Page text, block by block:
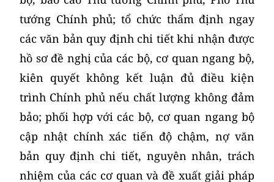
tướng Chính phủ; tổ chức thẩm định ngay
các văn bản quy định chi tiết khi nhận được
hồ sơ đề nghị của các bộ, cơ quan ngang bộ,
kiên quyết không kết luận đủ điều kiện
trình Chính phủ nếu chất lượng không đảm
bảo; phối hợp với các bộ, cơ quan ngang bộ
cập nhật chính xác tiến độ chậm, nợ văn
bản quy định chi tiết, nguyên nhân, trách
nhiệm của các cơ quan và đề xuất giải pháp